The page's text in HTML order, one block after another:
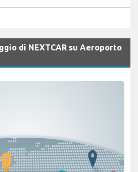
di NEXTCAR su Aeroporto